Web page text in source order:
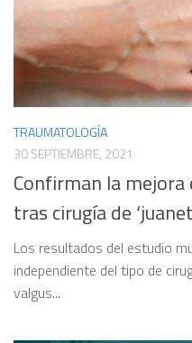
TRAUMATOLOGÍA
30 SEPTIEMBRE, 2021
Confirman la mejora
tras cirugía de
Los resultados del estudio
independiente del tipo de
valgus...